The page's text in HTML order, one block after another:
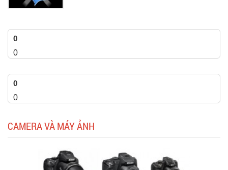
0
0
0
0
CAMERA VÀ MÁY ẢNH